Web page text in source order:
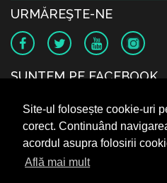
Site-ul folosește cookie-uri
corect. Continuând
acordul asupra folosirii
Află mai mult
URMĂREŞTE-NE
SUNTEM PE FACEBOOK